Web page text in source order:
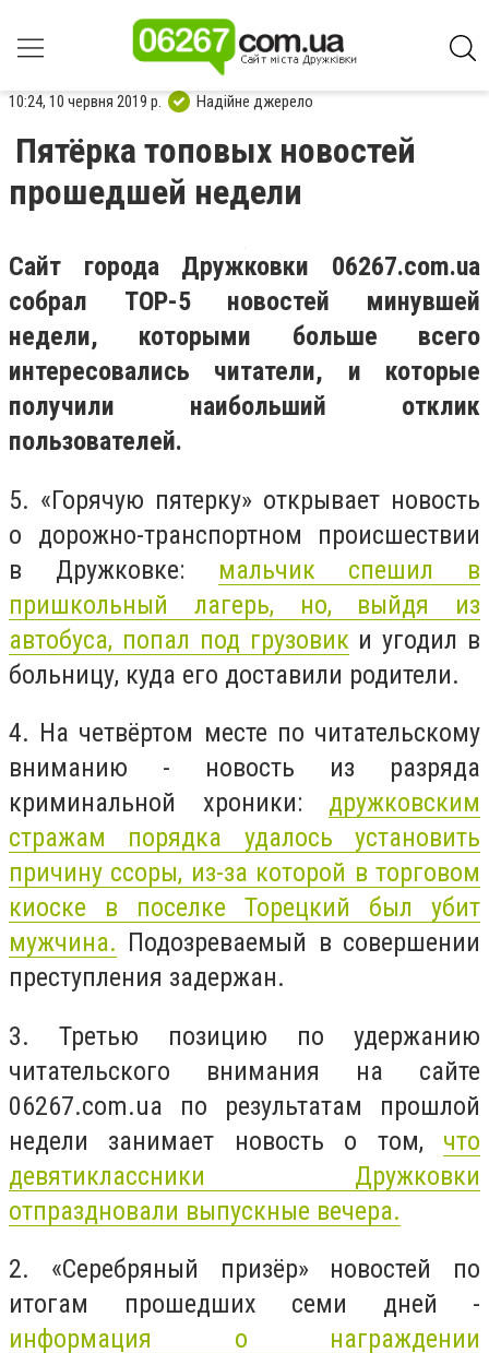
10:24, 10 червня 2019 р. Надійне джерело
Пятёрка топовых новостей
прошедшей недели
Сайт города Дружковки 06267.com.ua
собрал ТОР-5 новостей минувшей
недели, которыми больше всего
интересовались читатели, и которые
получили наибольший отклик
пользователей.
5. «Горячую пятерку» открывает новость
о дорожно-транспортном происшествии
в Дружковке: мальчик спешил в
пришкольный лагерь, но, выйдя из
автобуса, попал под грузовик и угодил в
больницу, куда его доставили родители.
4. На четвёртом месте по читательскому
вниманию - новость из разряда
криминальной хроники: дружковским
стражам порядка удалось установить
причину ссоры, из-за которой в торговом
киоске в поселке Торецкий был убит
мужчина. Подозреваемый в совершении
преступления задержан.
3. Третью позицию по удержанию
читательского внимания на сайте
06267.com.ua по результатам прошлой
недели занимает новость о том, что
девятиклассники Дружковки
отпраздновали выпускные вечера.
2. «Серебряный призёр» новостей по
итогам прошедших семи дней -
информация о награждении